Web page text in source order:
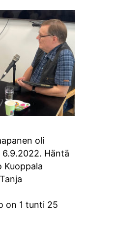
oli
6.9.2022. Häntä
Kuoppala
on 1 tunti 25